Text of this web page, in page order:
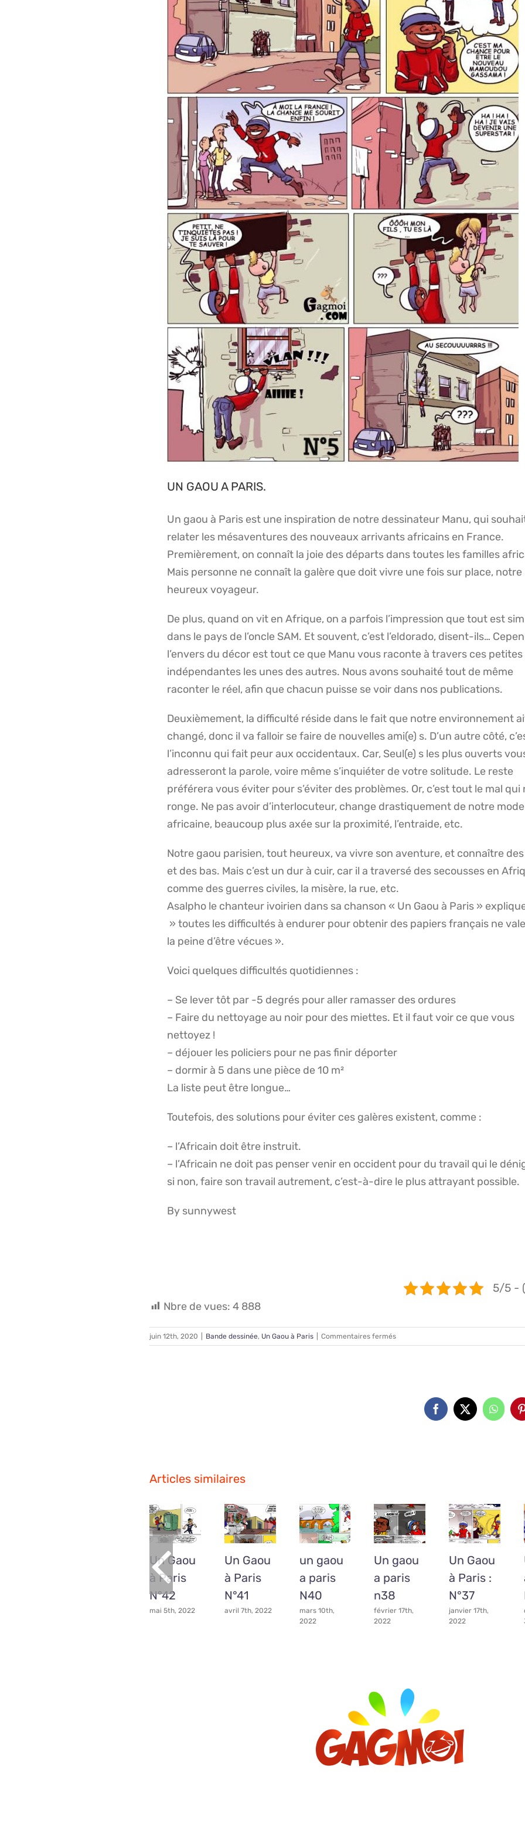
UN GAOU A PARIS.
Un gaou à Paris est une inspiration de notre dessinateur Manu, qui
relater les mésaventures des nouveaux arrivants africains en France.
Premièrement, on connaît la joie des départs dans toutes les familles
Mais personne ne connaît la galère que doit vivre une fois sur place, notre
heureux voyageur.
De plus, quand on vit en Afrique, on a parfois l’impression que tout est
dans le pays de l’oncle SAM. Et souvent, c’est l’eldorado, disent-ils…
l’envers du décor est tout ce que Manu vous raconte à travers ces petites
indépendantes les unes des autres. Nous avons souhaité tout de même
raconter le réel, afin que chacun puisse se voir dans nos publications.
Deuxièmement, la difficulté réside dans le fait que notre environnement
changé, donc il va falloir se faire de nouvelles ami(e) s. D’un autre côté,
l’inconnu qui fait peur aux occidentaux. Car, Seul(e) s les plus ouverts
adresseront la parole, voire même s’inquiéter de votre solitude. Le reste
préférera vous éviter pour s’éviter des problèmes. Or, c’est tout le mal qui
ronge. Ne pas avoir d’interlocuteur, change drastiquement de notre
africaine, beaucoup plus axée sur la proximité, l’entraide, etc.
Notre gaou parisien, tout heureux, va vivre son aventure, et connaître
et des bas. Mais c’est un dur à cuir, car il a traversé des secousses en
comme des guerres civiles, la misère, la rue, etc.
Asalpho le chanteur ivoirien dans sa chanson « Un Gaou à Paris »
» toutes les difficultés à endurer pour obtenir des papiers français ne
la peine d’être vécues ».
Voici quelques difficultés quotidiennes :
– Se lever tôt par -5 degrés pour aller ramasser des ordures
– Faire du nettoyage au noir pour des miettes. Et il faut voir ce que vous
nettoyez !
– déjouer les policiers pour ne pas finir déporter
– dormir à 5 dans une pièce de 10 m²
La liste peut être longue…
Toutefois, des solutions pour éviter ces galères existent, comme :
– l’Africain doit être instruit.
– l’Africain ne doit pas penser venir en occident pour du travail qui le
si non, faire son travail autrement, c’est-à-dire le plus attrayant possible.
By sunnywest
5/5 -
Nbre de vues: 4 888
juin 12th, 2020 Bande dessinée, Un Gaou à Paris Commentaires ferméssur
UN
Facebook
X
Articles similaires
Un Gaou
à Paris
N°42
mai 5th, 2022
Un Gaou
à Paris
N°41
avril 7th, 2022
un gaou
a paris
N40
mars 10th,
2022
Un gaou
a paris
n38
février 17th,
2022
Un Gaou
à Paris :
N°37
janvier 17th,
2022